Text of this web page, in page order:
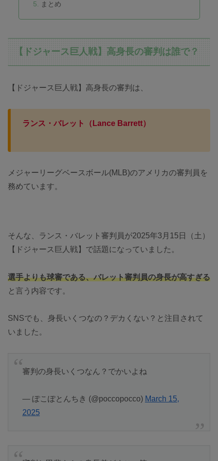
まとめ
【ドジャース巨人戦】高身長の審判は誰で？
【ドジャース巨人戦】高身長の審判は、
ランス・バレット （Lance Barrett）
メジャーリーグベースボール(MLB)のアメリカの審判員を
務めています。
そんな、ランス・バレット審判員が2025年3月15日（土）
【ドジャース巨人戦】で話題になっていました。
選手よりも球審である、バレット審判員の身長が高すぎる
と言う内容です。
SNSでも、身長いくつなの？デカくない？と注目されて
いました。
審判の身長いくつなん？でかいよね
— ぽこぽとんちき (@poccopocco) March 15,
2025